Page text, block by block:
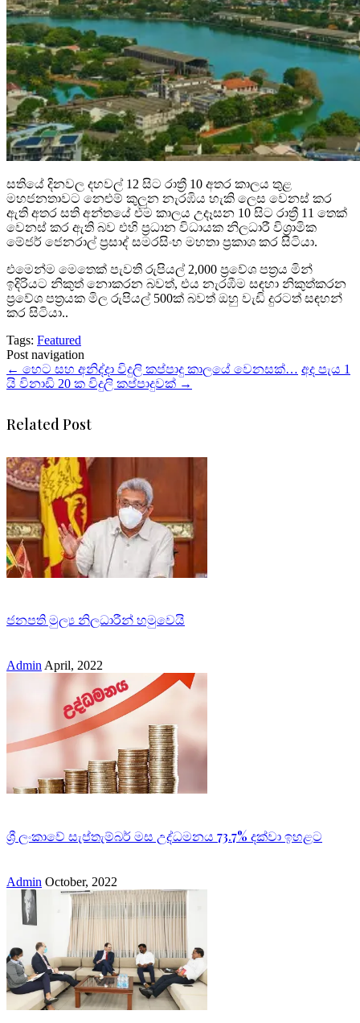
සතියේ දිනවල දහවල් 12 සිට රාත්‍රී 10 අතර කාලය තුළ
මහජනතාවට නෙළුම් කුලුන නැරඹිය හැකි ලෙස වෙනස් කර
ඇති අතර සති අන්තයේ එම කාලය උදෑසන 10 සිට රාත්‍රී 11 තෙක්
වෙනස් කර ඇති බව එහි ප්‍රධාන විධායක නිලධාරී විශ්‍රාමික
මේජර් ජෙනරාල් ප්‍රසාද් සමරසිංහ මහතා ප්‍රකාශ කර සිටියා.
එමෙන්ම මෙතෙක් පැවති රුපියල් 2,000 ප්‍රවේශ පත්‍රය මින්
ඉදිරියට නිකුත් නොකරන බවත්, එය නැරඹීම සඳහා නිකුත්කරන
ප්‍රවේශ පත්‍රයක මිල රුපියල් 500ක් බවත් ඔහු වැඩි දුරටත් සඳහන්
කර සිටියා..
Tags: Featured
Post navigation
← හෙට සහ අනිද්දා විදුලි කප්පාදු කාලයේ වෙනසක්… අද පැය 1
යි විනාඩි 20 ක විදුලි කප්පාදුවක් →
Related Post
ජනපති මුල්‍ය නිලධාරීන් හමුවෙයි
Admin April, 2022
ශ්‍රී ලංකාවේ සැප්තැම්බර් මස උද්ධමනය 73.7% දක්වා ඉහළට
Admin October, 2022